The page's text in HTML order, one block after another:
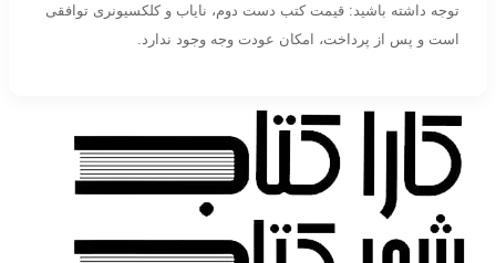
توجه داشته باشید: قیمت کتب دست دوم، نایاب و کلکسیونری توافقی
است و پس از پرداخت، امکان عودت وجه وجود ندارد.